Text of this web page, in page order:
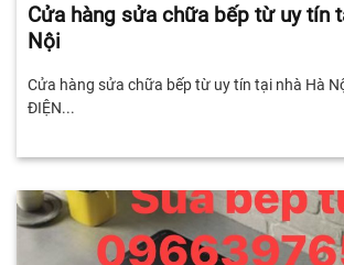
Cửa hàng sửa chữa bếp từ uy tín
Nội
Cửa hàng sửa chữa bếp từ uy tín tại nhà Hà
ĐIỆN...